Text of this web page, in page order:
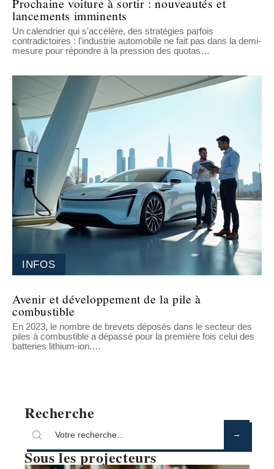
lancements imminents
Un calendrier qui s'accélère, des stratégies parfois
contradictoires : l'industrie automobile ne fait pas dans la demi-
mesure pour répondre à la pression des quotas…
INFOS
Avenir et développement de la pile à
combustible
En 2023, le nombre de brevets déposés dans le secteur des
piles à combustible a dépassé pour la première fois celui des
batteries lithium-ion.…
Recherche
Sous les projecteurs